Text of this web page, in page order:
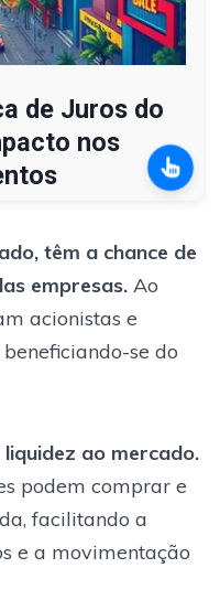
de Juros do
nos
têm a chance de
empresas. Ao
acionistas e
se do
ao mercado.
podem comprar e
facilitando a
e a movimentação